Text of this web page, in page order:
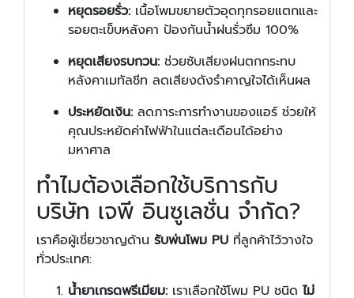
หยุดรอยรั่ว: เนื้อโพมขยายตัวอุดทุกรอยแตกและ
รอยตะเข็บหลังคา ป้องกันน้ำฝนรั่วซึม 100%
หยุดเสียงรบกวน: ช่วยซับเสียงฝนตกกระทบ
หลังคาเมทัลชีท ลดเสียงดังรำคาญใจได้เห็นผล
ประหยัดเงิน: ลดภาระการทำงานของแอร์ ช่วยให้
คุณประหยัดค่าไฟฟ้าในแต่ละเดือนได้อย่าง
มหาศาล
ทำไมต้องเลือกใช้บริการกับ
บริษัท เจพี อินซูเลชั่น จำกัด?
เราคือผู้เชี่ยวชาญด้าน รับพ่นโพม PU ที่ลูกค้าไว้วางใจ
ทั่วประเทศ:
น้ำยาเกรดพรีเมียม: เราเลือกใช้โพม PU ชนิด ไม่